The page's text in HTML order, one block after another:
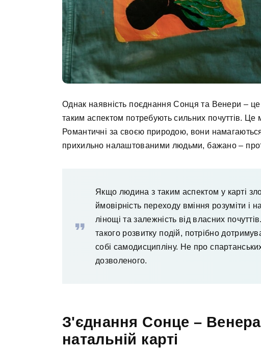
Однак наявність поєднання Сонця та Венери –
таким аспектом потребують сильних почуттів.
Романтичні за своєю природою, вони
прихильно налаштованими людьми, бажано –
Якщо людина з таким аспектом у карті
ймовірність переходу вміння розуміти і
лінощі та залежність від власних
такого розвитку подій, потрібно
собі самодисципліну. Не про
дозволеного.
З'єднання Сонце – Венера
натальній карті